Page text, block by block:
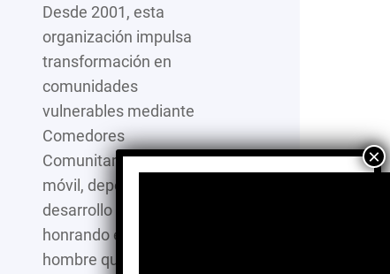
Desde 2001, esta
organización impulsa
transformación en
comunidades
vulnerables mediante
Comedores
Comunitarios, medicina
móvil, deporte y
desarrollo sustentable,
honrando el legado de un
hombre que supo